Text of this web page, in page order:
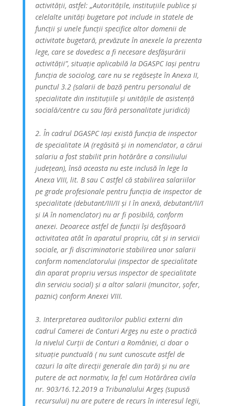
activității, astfel: „Autoritățile, instituțiile publice și
celelalte unități bugetare pot include in statele de
funcții și unele funcții specifice altor domenii de
activitate bugetară, prevăzute în anexele la prezenta
lege, care se dovedesc a fi necesare desfășurării
activității”, situație aplicabilă la DGASPC Iași pentru
funcția de sociolog, care nu se regăsește în Anexa II,
punctul 3.2 (salarii de bază pentru personalul de
specialitate din instituțiile și unitățile de asistență
socială/centre cu sau fără personalitate juridică)
2. În cadrul DGASPC Iași există funcția de inspector
de specialitate IA (regăsită și in nomenclator, a cărui
salariu a fost stabilit prin hotărâre a consiliului
județean), însă aceasta nu este inclusă în lege la
Anexa VIII, lit. B sau C astfel că stabilirea salariilor
pe grade profesionale pentru funcția de inspector de
specialitate (debutant/III/II și I în anexă, debutant/II/I
și IA în nomenclator) nu ar fi posibilă, conform
anexei. Deoarece astfel de funcții își desfășoară
activitatea atât în aparatul propriu, cât și in servicii
sociale, ar fi discriminatorie stabilirea unor salarii
conform nomenclatorului (inspector de specialitate
din aparat propriu versus inspector de specialitate
din serviciu social) și a altor salarii (muncitor, șofer,
paznic) conform Anexei VIII.
3. Interpretarea auditorilor publici externi din
cadrul Camerei de Conturi Argeș nu este o practică
la nivelul Curții de Conturi a României, ci doar o
situație punctuală ( nu sunt cunoscute astfel de
cazuri la alte direcții generale din țară) și nu are
putere de act normativ, la fel cum Hotărârea civila
nr. 903/16.12.2019 a Tribunalului Argeș (supusă
recursului) nu are putere de recurs în interesul legii,